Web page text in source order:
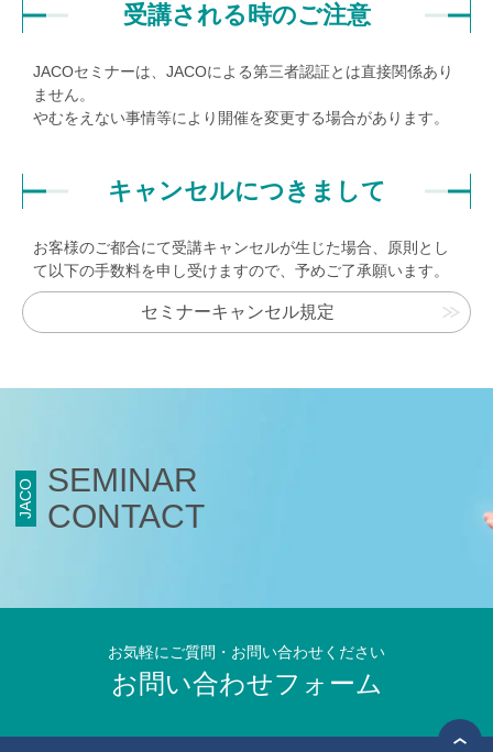
受講される時のご注意
JACOセミナーは、JACOによる第三者認証とは直接関係あり
ません。
やむをえない事情等により開催を変更する場合があります。
キャンセルにつきまして
お客様のご都合にて受講キャンセルが生じた場合、原則とし
て以下の手数料を申し受けますので、予めご了承願います。
セミナーキャンセル規定
JACO SEMINAR
CONTACT
お気軽にご質問・お問い合わせください
お問い合わせフォーム